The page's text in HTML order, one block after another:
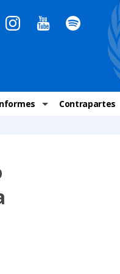
y grupos de trabajo
de DH
Contrapartes